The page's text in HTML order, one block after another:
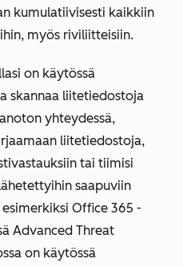
kumulatiivisesti kaikkiin
myös riviliitteisiin.
on käytössä
skannaa liitetiedostoja
yhteydessä,
liitetiedostoja,
tai tiimisi
saapuviin
Office 365 -
Advanced Threat
on käytössä